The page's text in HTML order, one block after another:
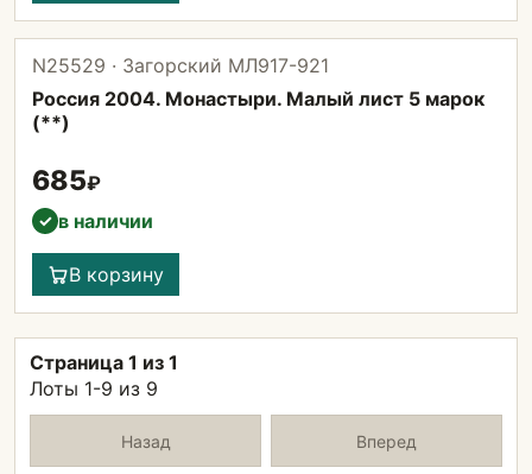
N25529 · Загорский МЛ917-921
Россия 2004. Монастыри. Малый лист 5 марок
(**)
685₽
✓ в наличии
В корзину
Страница 1 из 1
Лоты 1-9 из 9
Назад Вперед